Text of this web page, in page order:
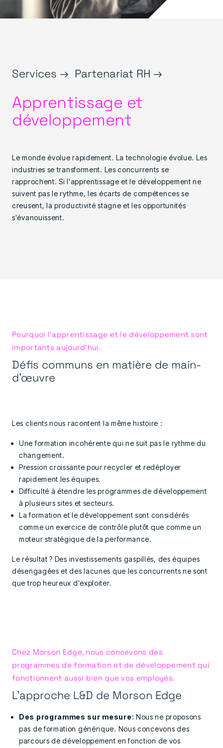
Services → Partenariat RH →
Apprentissage et
développement
Le monde évolue rapidement. La technologie évolue. Les
industries se transforment. Les concurrents se
rapprochent. Si l'apprentissage et le développement ne
suivent pas le rythme, les écarts de compétences se
creusent, la productivité stagne et les opportunités
s'évanouissent.
Pourquoi l'apprentissage et le développement sont
importants aujourd'hui.
Défis communs en matière de main-
d'œuvre
Les clients nous racontent la même histoire :
Une formation incohérente qui ne suit pas le rythme du
changement.
Pression croissante pour recycler et redéployer
rapidement les équipes.
Difficulté à étendre les programmes de développement
à plusieurs sites et secteurs.
La formation et le développement sont considérés
comme un exercice de contrôle plutôt que comme un
moteur stratégique de la performance.
Le résultat ? Des investissements gaspillés, des équipes
désengagées et des lacunes que les concurrents ne sont
que trop heureux d'exploiter.
Chez Morson Edge, nous concevons des
programmes de formation et de développement qui
fonctionnent aussi bien que vos employés.
L'approche L&D de Morson Edge
Des programmes sur mesure: Nous ne proposons
pas de formation générique. Nous concevons des
parcours de développement en fonction de vos